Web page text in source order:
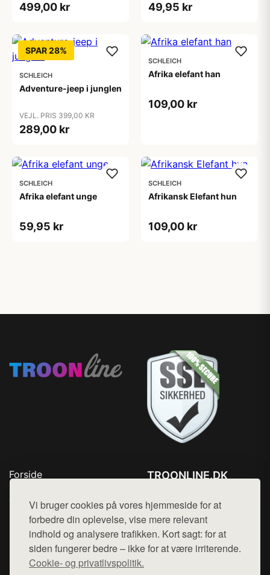
Vi bruger cookies på vores hjemmeside for at
forbedre din oplevelse, vise mere relevant
indhold og analysere trafikken. Kort sagt: for at
siden fungerer bedre – ikke for at være irriterende.
Cookie- og privatlivspolitik.
499,00 kr 49,95 kr
SPAR 28%
SCHLEICH
Adventure-jeep i junglen
VEJL. PRIS 399,00 KR
289,00 kr
SCHLEICH
Afrika elefant han
109,00 kr
SCHLEICH
Afrika elefant unge
59,95 kr
SCHLEICH
Afrikansk Elefant hun
109,00 kr
Forside
Top Rabatter
Blog
Kontakt
TROONLINE.DK
Mail: hej@want.dk
Cookie- og privatlivspolitik